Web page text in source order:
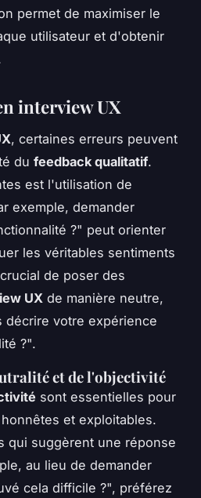
permet de maximiser le
utilisateur et d'obtenir
interview UX
, certaines erreurs peuvent
du feedback qualitatif.
est l'utilisation de
exemple, demander
?" peut orienter
les véritables sentiments
de poser des
UX de manière neutre,
décrire votre expérience
?".
et de l'objectivité
sont essentielles pour
et exploitables.
qui suggèrent une réponse
au lieu de demander
cela difficile ?", préférez